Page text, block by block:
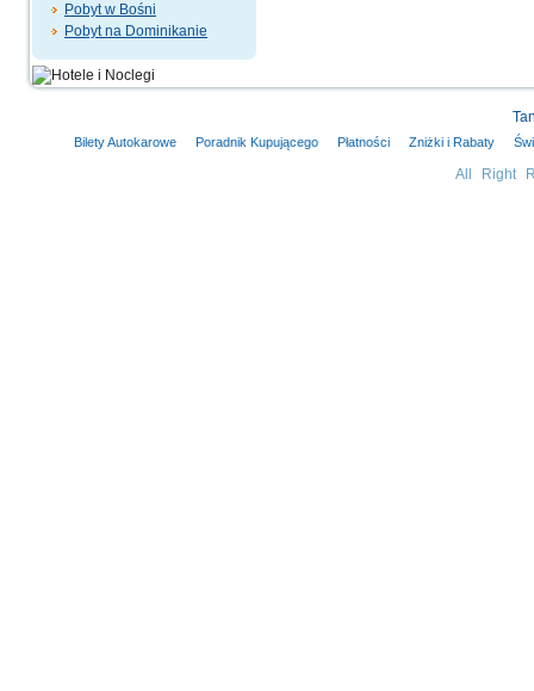
Pobyt w Bośni
Pobyt na Dominikanie
Bilety Autokarowe Poradnik Kupującego Płatności Zniżki i Rabaty
All Right